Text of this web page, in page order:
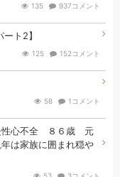
135 937コメント
ト2】
125 152コメント
58 1コメント
性心不全 ８６歳 元
は家族に囲まれ穏や